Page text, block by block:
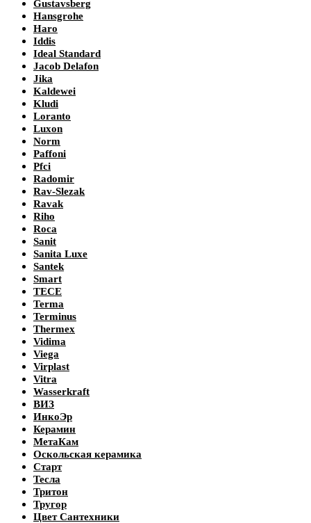
Gustavsberg
Hansgrohe
Haro
Iddis
Ideal Standard
Jacob Delafon
Jika
Kaldewei
Kludi
Loranto
Luxon
Norm
Paffoni
Pfci
Radomir
Rav-Slezak
Ravak
Riho
Roca
Sanit
Sanita Luxe
Santek
Smart
TECE
Terma
Terminus
Thermex
Vidima
Viega
Virplast
Vitra
Wasserkraft
ВИЗ
ИнкоЭр
Керамин
МетаКам
Оскольская керамика
Старт
Тесла
Тритон
Тругор
Цвет Сантехники